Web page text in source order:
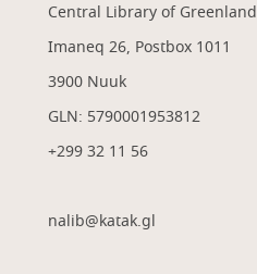
Central Library of Greenland
Imaneq 26, Postbox 1011
3900 Nuuk
GLN: 5790001953812
+299 32 11 56
nalib@katak.gl​